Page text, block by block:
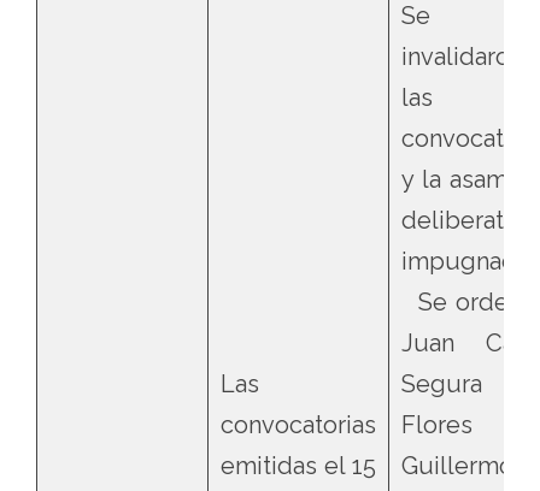
Las
convocatorias
emitidas el 15
Se
invalidaron
las
y la
deliberativa
Se
Juan
Segura
Flores
Guillermo